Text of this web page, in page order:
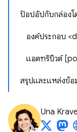
ป๊อปอัปกับกล่องโ
องค์ประกอบ
แอตทริบิวต์
สรุปและแหล่งข้อ
Una